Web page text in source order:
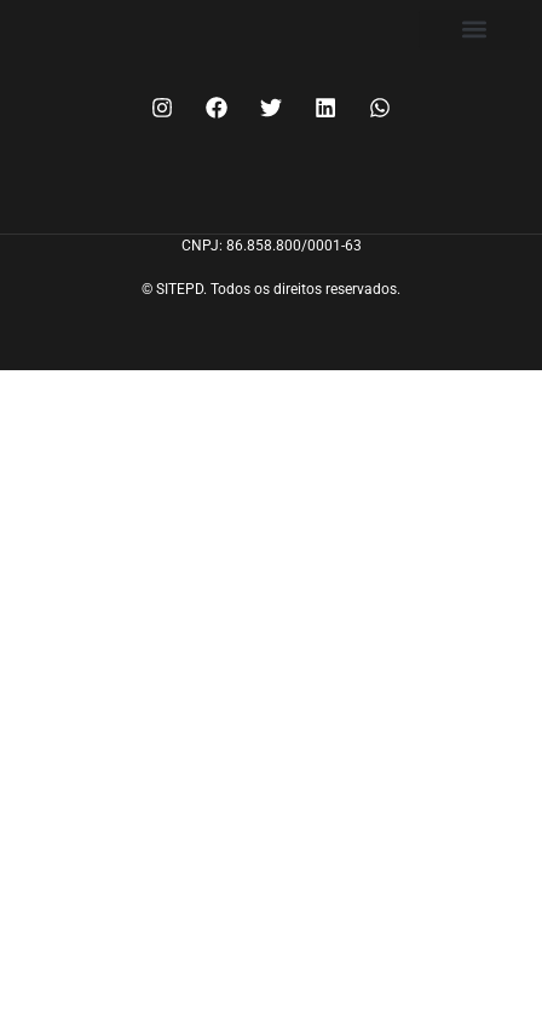
CNPJ: 86.858.800/0001-63
© SITEPD. Todos os direitos reservados.